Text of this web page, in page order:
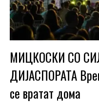
МИЦКОСКИ СО
ДИЈАСПОРАТА
се вратат дома